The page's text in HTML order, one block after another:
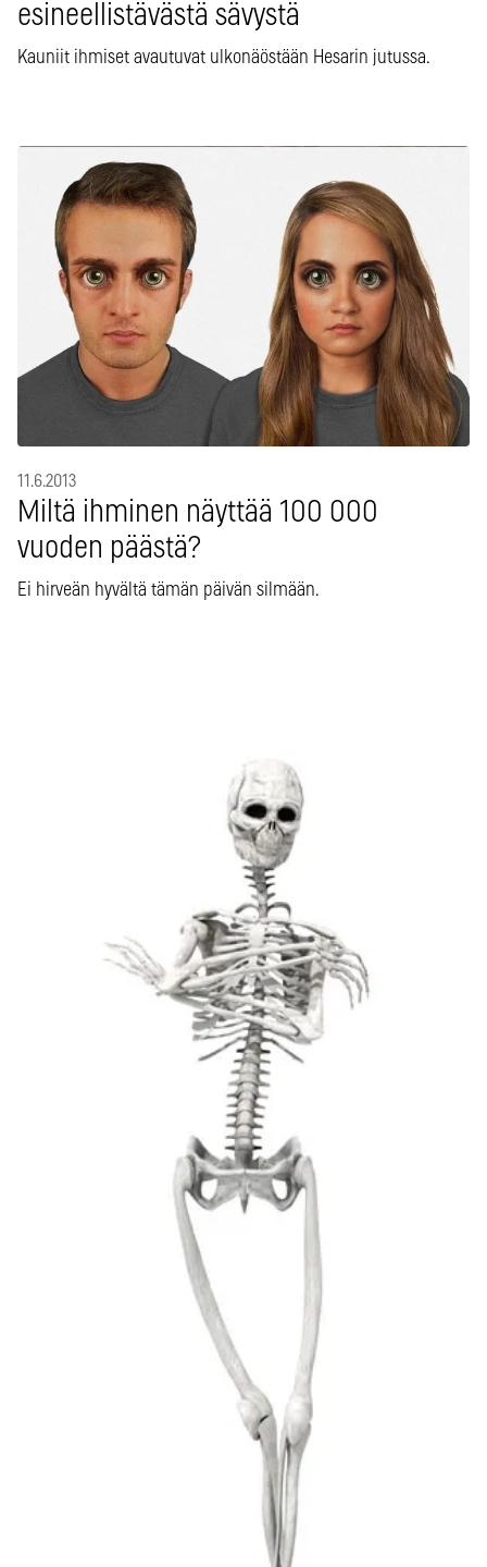
esineellistävästä sävystä
Kauniit ihmiset avautuvat ulkonäöstään Hesarin jutussa.
11.6.2013
Miltä ihminen näyttää 100 000
vuoden päästä?
Ei hirveän hyvältä tämän päivän silmään.